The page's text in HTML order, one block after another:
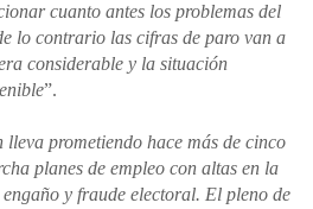
cuanto antes los problemas del
lo contrario las cifras de paro van a
considerable y la situación
”.
lleva prometiendo hace más de cinco
planes de empleo con altas en la
y fraude electoral. El pleno de